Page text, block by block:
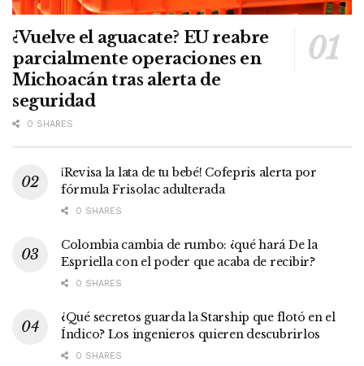
¿Vuelve el aguacate? EU reabre
parcialmente operaciones en
Michoacán tras alerta de
seguridad
0 SHARES
¡Revisa la lata de tu bebé! Cofepris alerta por
fórmula Frisolac adulterada
0 SHARES
Colombia cambia de rumbo: ¿qué hará De la
Espriella con el poder que acaba de recibir?
0 SHARES
¿Qué secretos guarda la Starship que flotó en el
Índico? Los ingenieros quieren descubrirlos
0 SHARES